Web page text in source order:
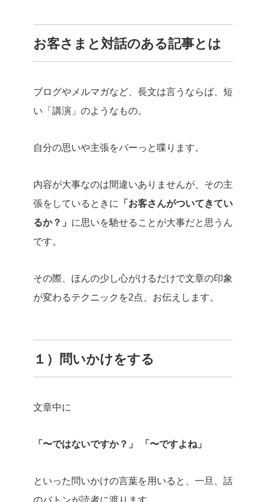
お客さまと対話のある記事とは
ブログやメルマガなど、長文は言うならば、短
い「講演」のようなもの。
自分の思いや主張をバーっと喋ります。
内容が大事なのは間違いありませんが、その主
張をしているときに
「お客さんがついてきてい
るか？」 に思いを馳せることが大事だと思うん
です。
その際、ほんの少し心がけるだけで文章の印象
が変わるテクニックを2点、お伝えします。
１）問いかけをする
文章中に
「〜ではないですか？」 「〜ですよね」
といった問いかけの言葉を用いると、一旦、話
のバトンが読者に渡ります。